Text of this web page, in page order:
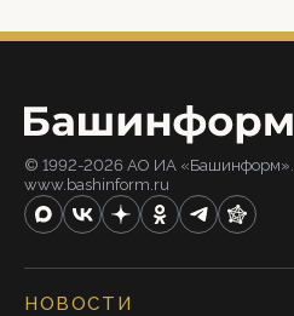
© 1992-2026 АО ИА «Башинформ».
www.bashinform.ru
НОВОСТИ